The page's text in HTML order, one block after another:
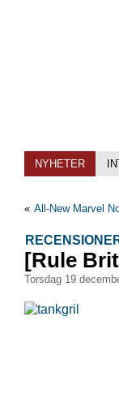
NYHETER
« All-New Marvel
[Rule
torsdag 19